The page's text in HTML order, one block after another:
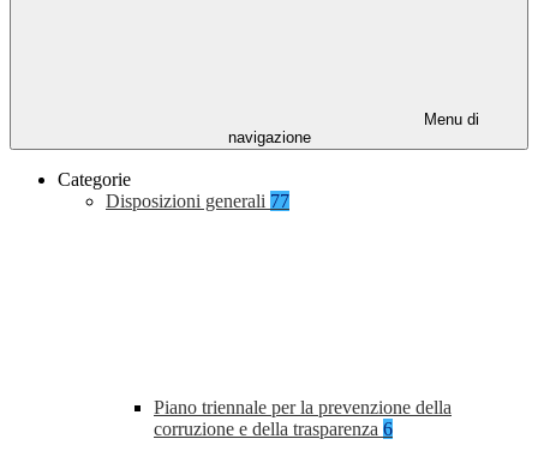
Menu di
navigazione
Categorie
Disposizioni generali 77
Piano triennale per la prevenzione della
corruzione e della trasparenza 6